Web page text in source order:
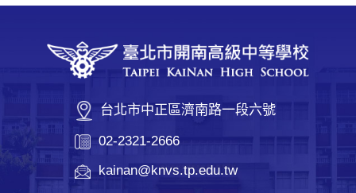
台北市中正區濟南路一段六號
02-2321-2666
kainan@knvs.tp.edu.tw